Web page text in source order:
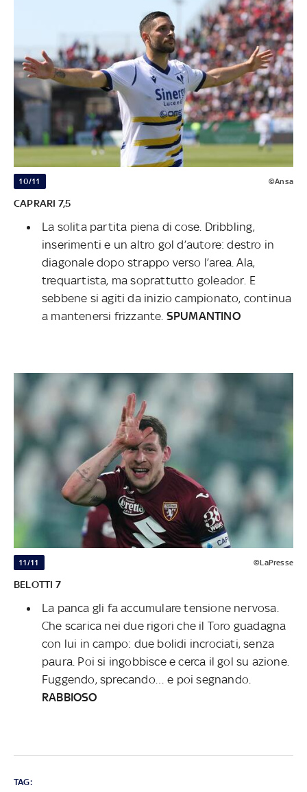
10/11 ©Ansa
CAPRARI 7,5
La solita partita piena di cose. Dribbling,
inserimenti e un altro gol d’autore: destro in
diagonale dopo strappo verso l’area. Ala,
trequartista, ma soprattutto goleador. E
sebbene si agiti da inizio campionato, continua
a mantenersi frizzante. SPUMANTINO
11/11 ©LaPresse
BELOTTI 7
La panca gli fa accumulare tensione nervosa.
Che scarica nei due rigori che il Toro guadagna
con lui in campo: due bolidi incrociati, senza
paura. Poi si ingobbisce e cerca il gol su azione.
Fuggendo, sprecando… e poi segnando.
RABBIOSO
TAG: